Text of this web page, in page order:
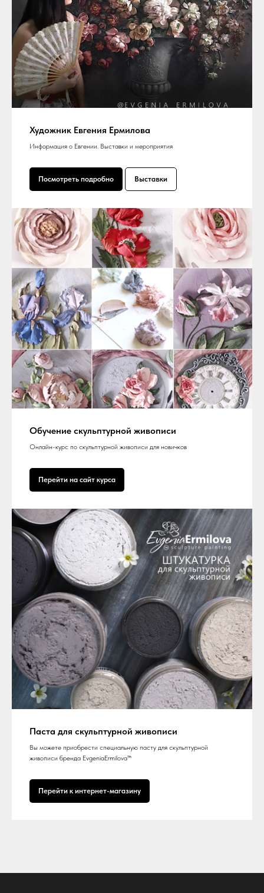
Художник Евгения Ермилова
Информация о Евгении. Выставки и мероприятия
Посмотреть подробно Выставки
Обучение скульптурной живописи
Онлайн-курс по скульптурной живописи для новичков
Перейти на сайт курса
Паста для скульптурной живописи
Вы можете приобрести специальную пасту для скульптурной
живописи бренда EvgeniaErmilova™
Перейти к интернет-магазину